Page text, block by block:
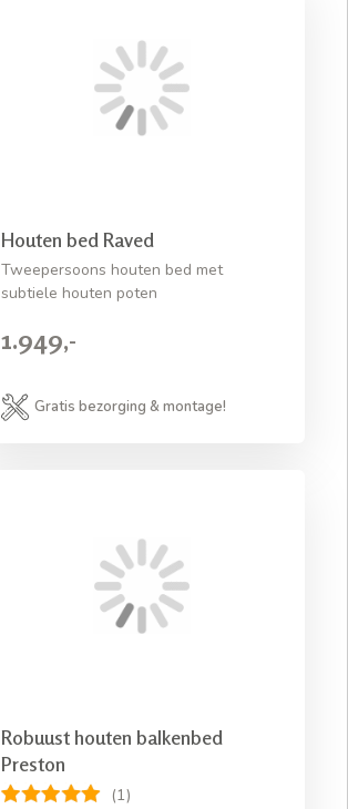
Houten bed Raved
Tweepersoons houten bed met
subtiele houten poten
1.949,-
Gratis bezorging & montage!
Robuust houten balkenbed
Preston
(1)